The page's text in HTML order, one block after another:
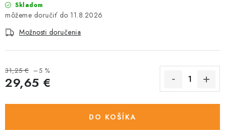
GELOREN KĽBOVÁ VÝŽIVA
Kontakty Predajňa
Skladom
11.8.2026
Možnosti doručenia
31,25 € –5 %
29,65 €
DO KOŠÍKA